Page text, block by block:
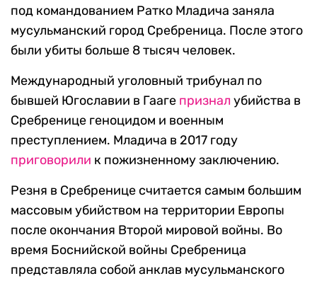
под командованием Ратко Младича заняла
мусульманский город Сребреница. После этого
были убиты больше 8 тысяч человек.
Международный уголовный трибунал по
бывшей Югославии в Гааге признал убийства в
Сребренице геноцидом и военным
преступлением. Младича в 2017 году
приговорили к пожизненному заключению.
Резня в Сребренице считается самым большим
массовым убийством на территории Европы
после окончания Второй мировой войны. Во
время Боснийской войны Сребреница
представляла собой анклав мусульманского